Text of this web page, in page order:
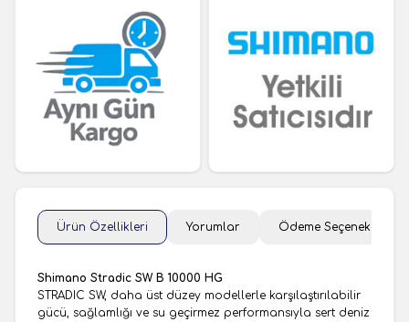
Ürün Özellikleri Yorumlar Ödeme Seçenekleri
Shimano Stradic SW B 10000 HG
STRADIC SW, daha üst düzey modellerle karşılaştırılabilir
gücü, sağlamlığı ve su geçirmez performansıyla sert deniz